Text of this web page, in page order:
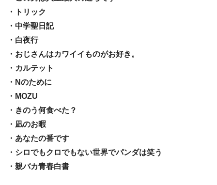
・トリック
・中学聖日記
・白夜行
・おじさんはカワイイものがお好き。
・カルテット
・Nのために
・MOZU
・きのう何食べた？
・凪のお暇
・あなたの番です
・シロでもクロでもない世界でパンダは笑う
・親バカ青春白書